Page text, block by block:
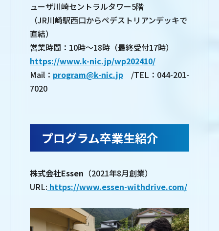
ューザ川崎セントラルタワー5階
（JR川崎駅西口からペデストリアンデッキで
直結）
営業時間：10時～18時（最終受付17時）
https://www.k-nic.jp/wp202410/
Mail： program@k-nic.jp /TEL：044-201-
7020
プログラム卒業生紹介
株式会社Essen （2021年8月創業）
URL: https://www.essen-withdrive.com/